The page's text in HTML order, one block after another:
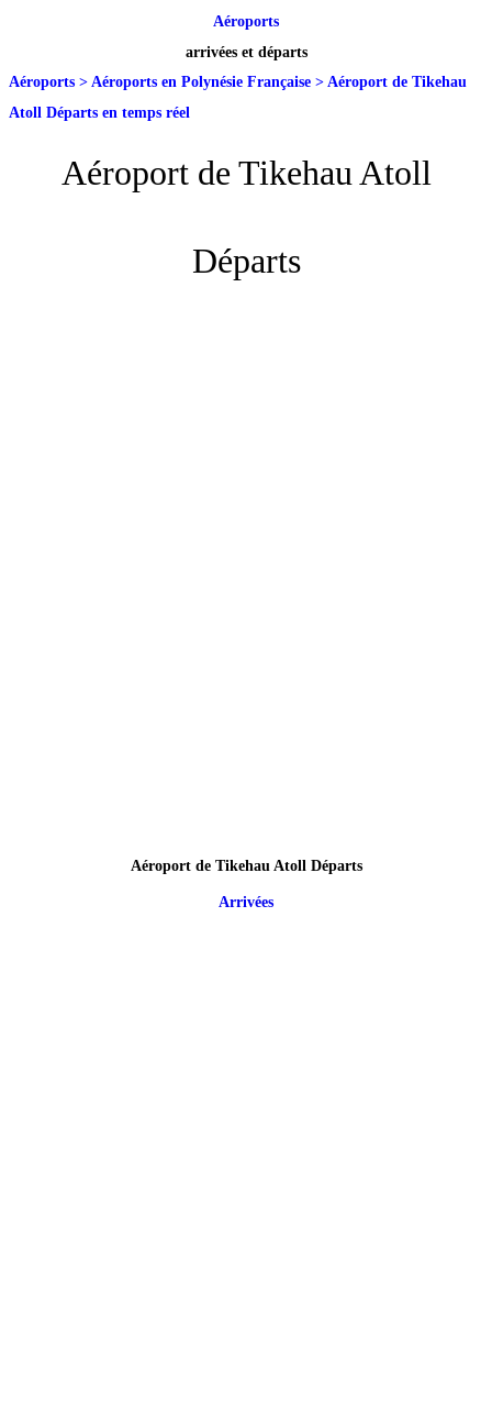
Aéroports
arrivées et départs
Aéroports > Aéroports en Polynésie Française > Aéroport de Tikehau
Atoll Départs en temps réel
Aéroport de Tikehau Atoll
Départs
Aéroport de Tikehau Atoll Départs
Arrivées